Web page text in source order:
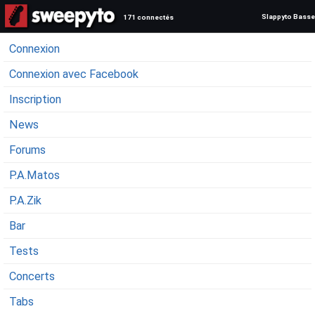
171 connectés Slappyto Basse
Connexion
Connexion avec Facebook
Inscription
News
Forums
P.A.Matos
P.A.Zik
Bar
Tests
Concerts
Tabs